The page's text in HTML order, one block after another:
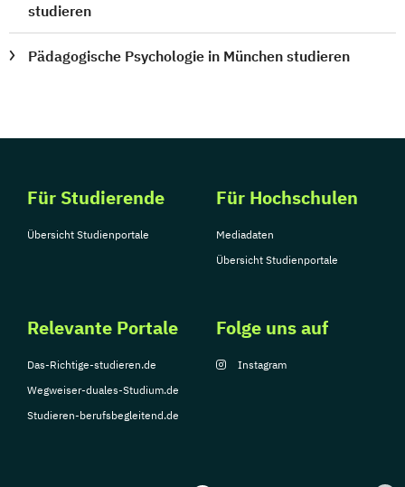
studieren
Pädagogische Psychologie in München studieren
Für Studierende
Übersicht Studienportale
Für Hochschulen
Mediadaten
Übersicht Studienportale
Relevante Portale
Das-Richtige-studieren.de
Wegweiser-duales-Studium.de
Studieren-berufsbegleitend.de
Folge uns auf
Instagram